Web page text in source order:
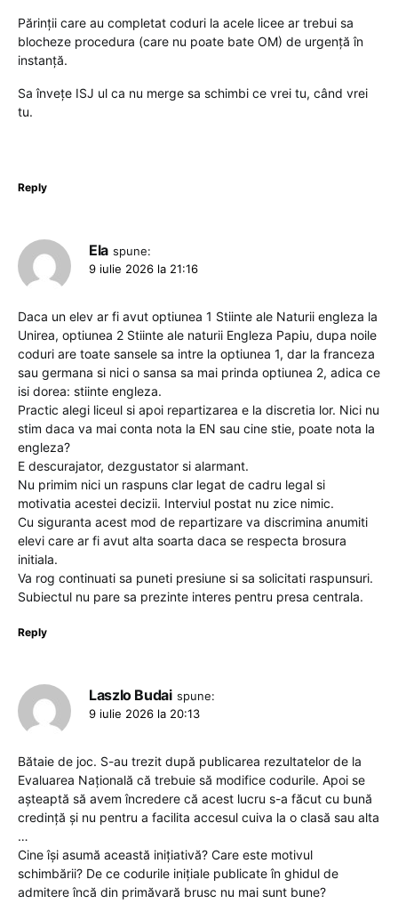
Părinții care au completat coduri la acele licee ar trebui sa
blocheze procedura (care nu poate bate OM) de urgență în
instanță.
Sa învețe ISJ ul ca nu merge sa schimbi ce vrei tu, când vrei
tu.
Reply
Ela spune:
9 iulie 2026 la 21:16
Daca un elev ar fi avut optiunea 1 Stiinte ale Naturii engleza la
Unirea, optiunea 2 Stiinte ale naturii Engleza Papiu, dupa noile
coduri are toate sansele sa intre la optiunea 1, dar la franceza
sau germana si nici o sansa sa mai prinda optiunea 2, adica ce
isi dorea: stiinte engleza.
Practic alegi liceul si apoi repartizarea e la discretia lor. Nici nu
stim daca va mai conta nota la EN sau cine stie, poate nota la
engleza?
E descurajator, dezgustator si alarmant.
Nu primim nici un raspuns clar legat de cadru legal si
motivatia acestei decizii. Interviul postat nu zice nimic.
Cu siguranta acest mod de repartizare va discrimina anumiti
elevi care ar fi avut alta soarta daca se respecta brosura
initiala.
Va rog continuati sa puneti presiune si sa solicitati raspunsuri.
Subiectul nu pare sa prezinte interes pentru presa centrala.
Reply
Laszlo Budai spune:
9 iulie 2026 la 20:13
Bătaie de joc. S-au trezit după publicarea rezultatelor de la
Evaluarea Națională că trebuie să modifice codurile. Apoi se
așteaptă să avem încredere că acest lucru s-a făcut cu bună
credință și nu pentru a facilita accesul cuiva la o clasă sau alta
…
Cine își asumă această inițiativă? Care este motivul
schimbării? De ce codurile inițiale publicate în ghidul de
admitere încă din primăvară brusc nu mai sunt bune?